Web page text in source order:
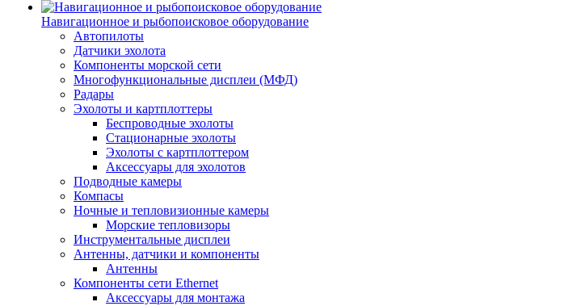
Навигационное и рыбопоисковое оборудование
Автопилоты
Датчики эхолота
Компоненты морской сети
Многофункциональные дисплеи (МФД)
Радары
Эхолоты и картплоттеры
Беспроводные эхолоты
Стационарные эхолоты
Эхолоты с картплоттером
Аксессуары для эхолотов
Подводные камеры
Компасы
Ночные и тепловизионные камеры
Морские тепловизоры
Инструментальные дисплеи
Антенны, датчики и компоненты
Антенны
Компоненты сети Ethernet
Аксессуары для монтажа